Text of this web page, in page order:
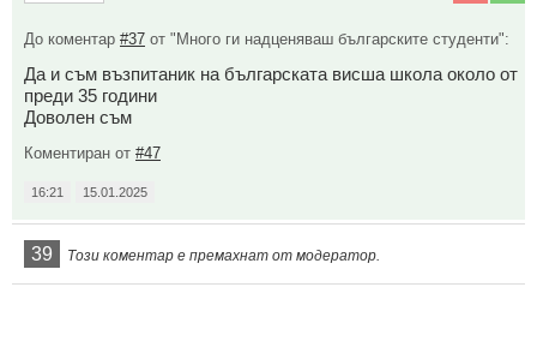
До коментар #37 от "Много ги надценяваш българските студенти":
Да и съм възпитаник на българската висша школа около от
преди 35 години
Доволен съм
Коментиран от #47
16:21 15.01.2025
39 Този коментар е премахнат от модератор.